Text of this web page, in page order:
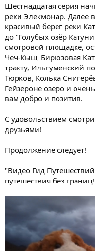
Шестнадцатая серия
реки Элекмонар. Далее
красивый берег реки
до "Голубых озёр
смотровой площадке,
Чеч-Кыш, Бирюзовая
тракту, Ильгуменский
Тюрков, Колька
Гейзероне озеро и
вам добро и позитив.
С удовольствием
друзьями!
Продолжение следует!
"Видео Гид
путешествия без границ!